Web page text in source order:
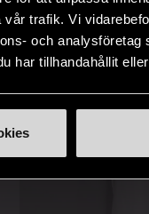
trafik. Vi
och
har tillhandahållit